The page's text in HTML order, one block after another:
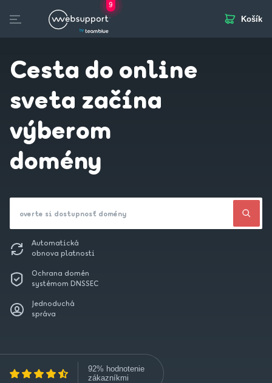
Skip
9
otvorených pozícií
Košík
Cesta do online
sveta začína
výberom
domény
overte si dostupnosť domény
Automatická
obnova platnosti
Ochrana domén
systémom DNSSEC
Jednoduchá
správa
92% hodnotenie
zákazníkmi